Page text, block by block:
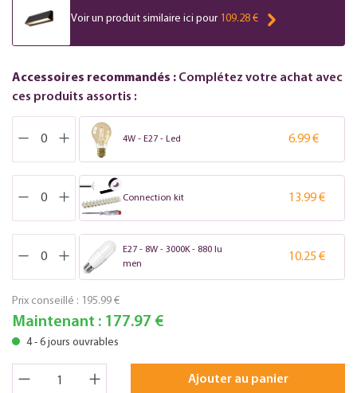
Voir un produit similaire ici pour 109.28 €
Accessoires recommandés : Complétez votre achat avec
ces produits assortis :
4W - E27 - Led 6.99 €
Connection kit 13.99 €
E27 - 8W - 3000K - 880 lu
men
10.25 €
Prix conseillé : 195.99 €
Maintenant : 177.97 €
4 - 6 jours ouvrables
Ajouter au panier